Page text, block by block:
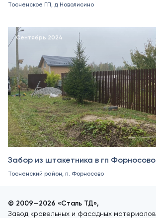
Тосненское ГП, д Новолисино
Сентябрь 2024
Забор из штакетника в гп Форносово
Тосненский район, п. Форносово
© 2009—2026 «Сталь ТД»,
Завод кровельных и фасадных материалов